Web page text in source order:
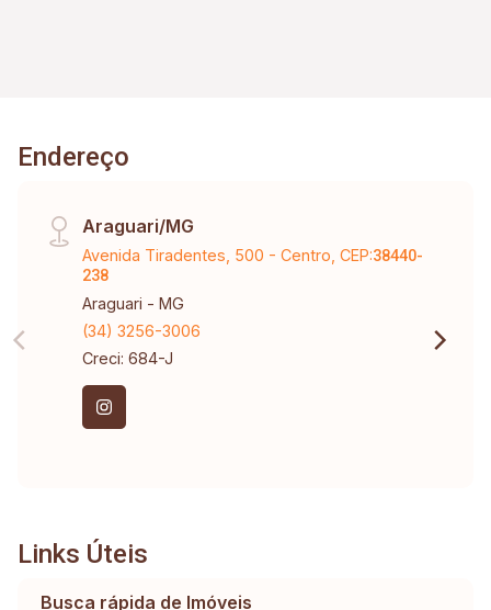
Endereço
Araguari/MG
Avenida Tiradentes, 500 - Centro, CEP:38440-
238
Araguari - MG
(34) 3256-3006
Creci: 684-J
Links Úteis
Busca rápida de Imóveis